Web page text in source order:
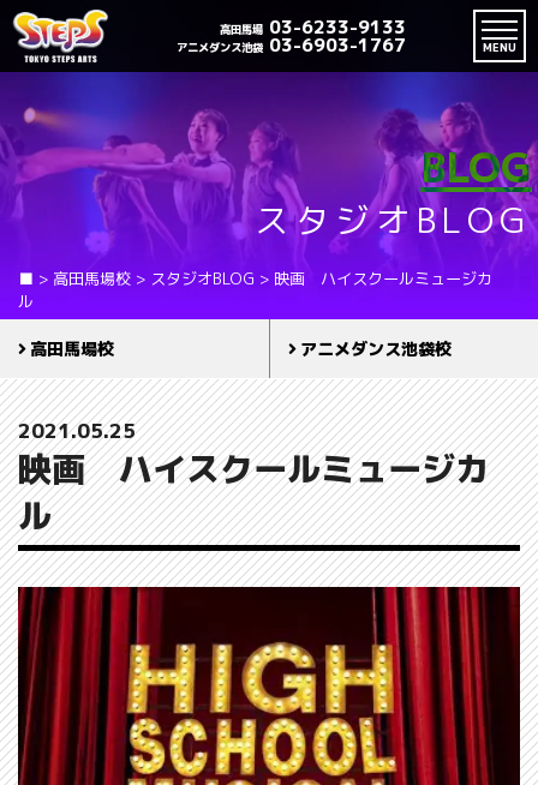
高田馬場 03-6233-9133
アニメダンス池袋 03-6903-1767 MENU
BLOG
スタジオBLOG
■ > 高田馬場校 > スタジオBLOG > 映画 ハイスクールミュージカ
ル
高田馬場校 アニメダンス池袋校
2021.05.25
映画 ハイスクールミュージカ
ル